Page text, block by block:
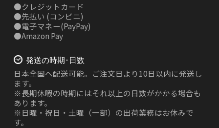
●クレジットカード
●先払い (コンビニ)
●電子マネー(PayPay)
●Amazon Pay
発送の時期･日数
日本全国へ配送可能。ご注文日より10日以内に発送し
ます。
※長期休暇の時期にはそれ以上の日数がかかる場合も
あります。
※日曜・祝日・土曜（一部）の出荷業務はお休みで
す。